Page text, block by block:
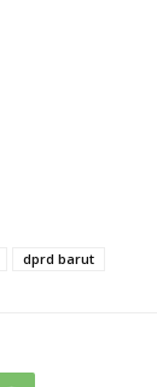
dprd barut